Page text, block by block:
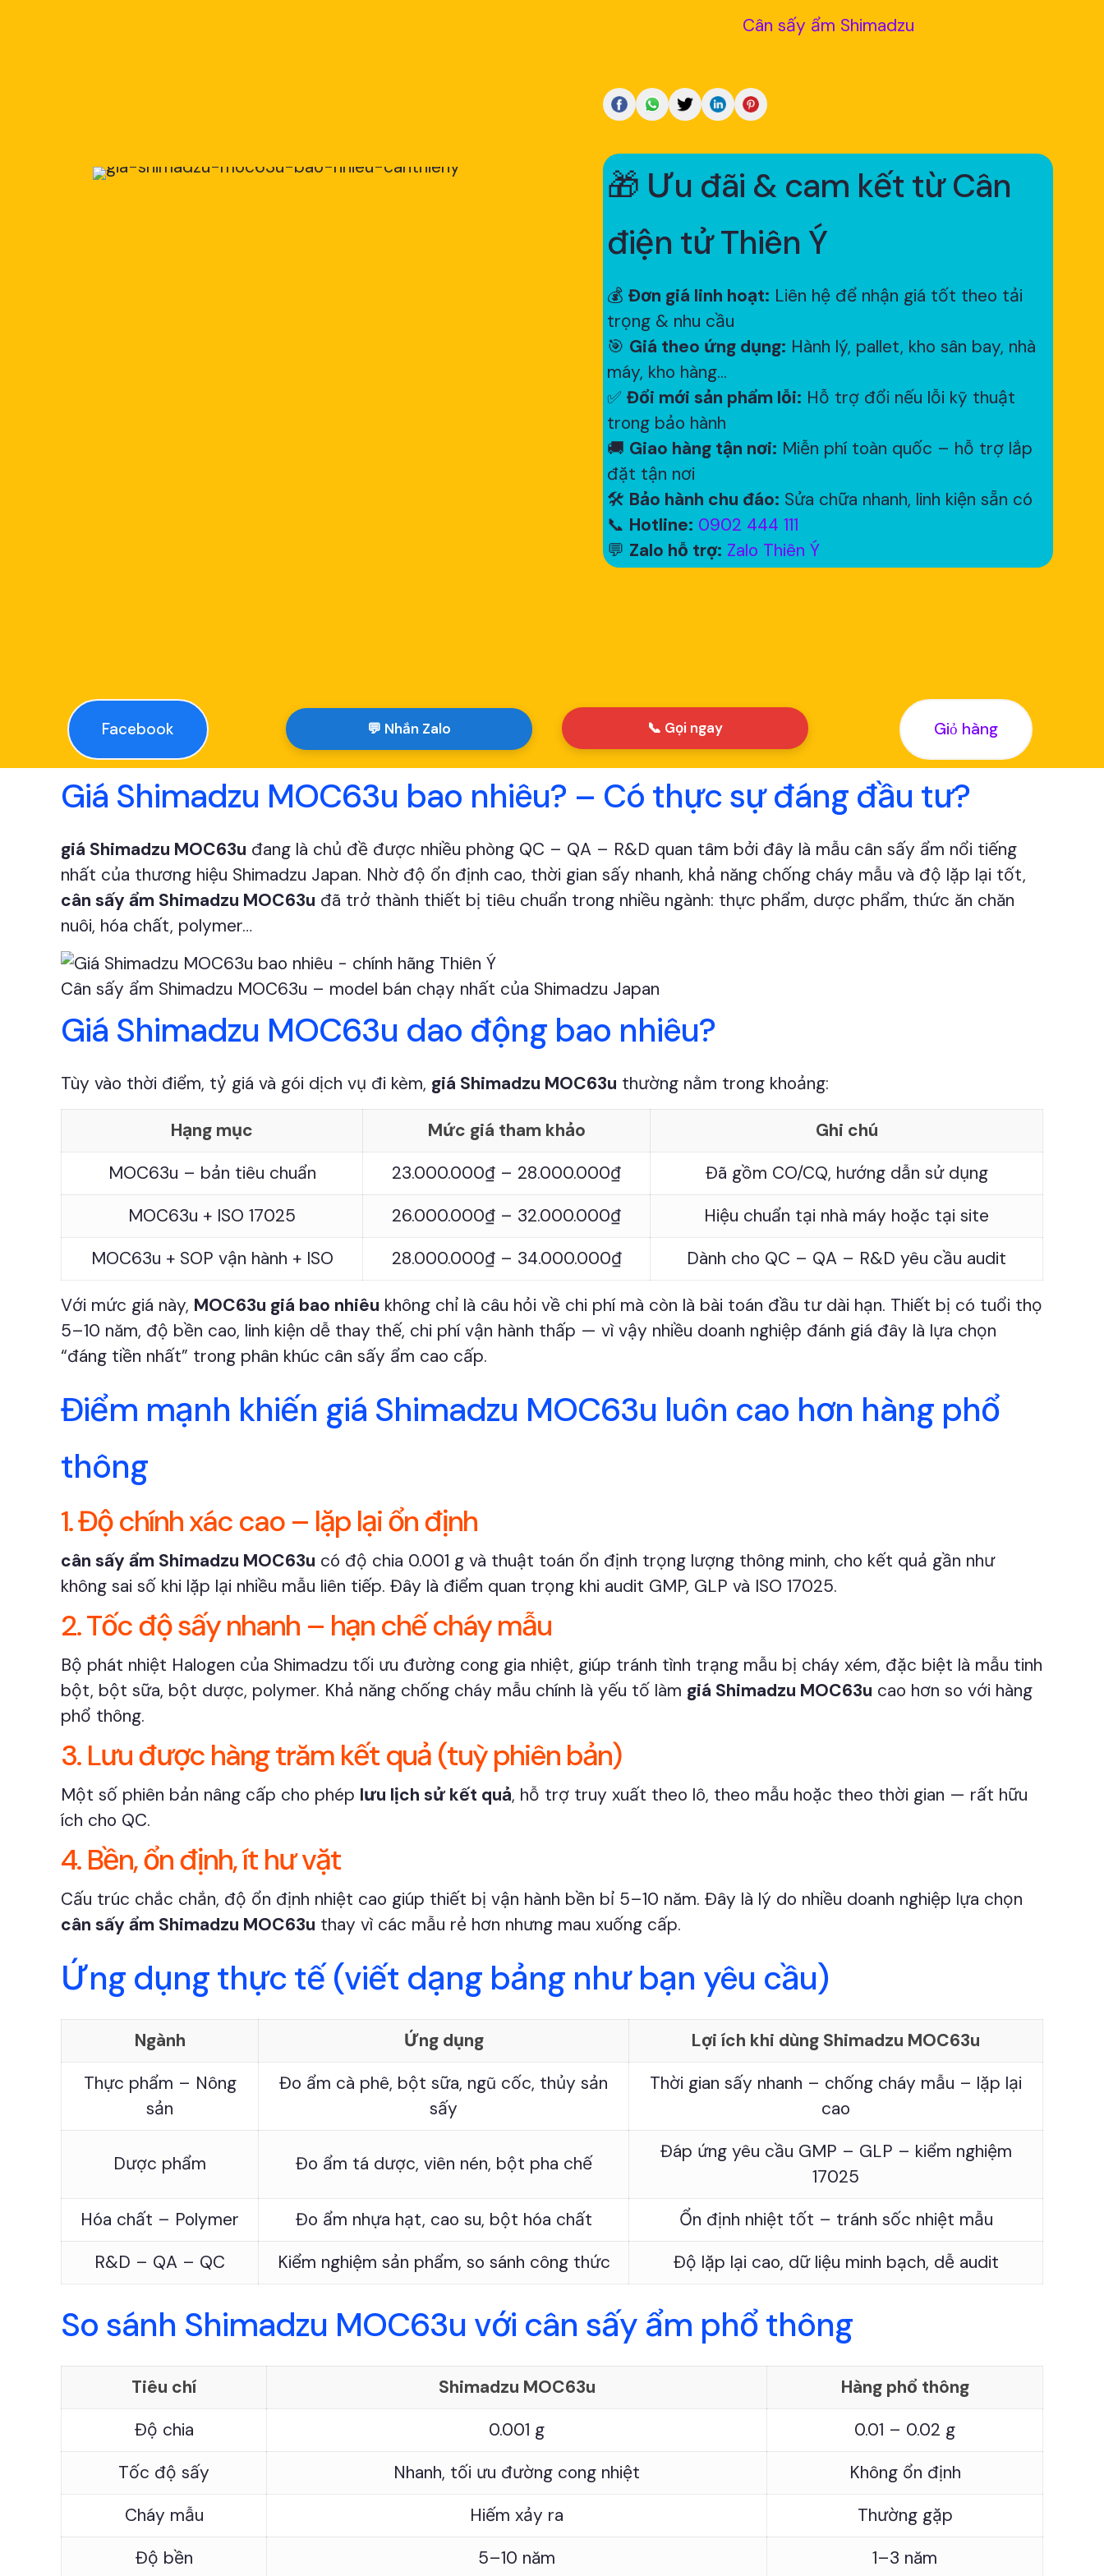
Cân sấy ẩm Shimadzu
🎁 Ưu đãi & cam kết từ Cân
điện tử Thiên Ý
💰 Đơn giá linh hoạt: Liên hệ để nhận giá tốt theo tải
trọng & nhu cầu
🎯 Giá theo ứng dụng: Hành lý, pallet, kho sân bay, nhà
máy, kho hàng...
✅ Đổi mới sản phẩm lỗi: Hỗ trợ đổi nếu lỗi kỹ thuật
trong bảo hành
🚚 Giao hàng tận nơi: Miễn phí toàn quốc – hỗ trợ lắp
đặt tận nơi
🛠 Bảo hành chu đáo: Sửa chữa nhanh, linh kiện sẵn có
📞 Hotline: 0902 444 111
💬 Zalo hỗ trợ: Zalo Thiên Ý
Facebook 💬 Nhắn Zalo 📞 Gọi ngay Giỏ hàng
Giá Shimadzu MOC63u bao nhiêu? – Có thực sự đáng đầu tư?
giá Shimadzu MOC63u đang là chủ đề được nhiều phòng QC – QA – R&D quan tâm bởi đây là mẫu cân sấy ẩm nổi tiếng
nhất của thương hiệu Shimadzu Japan. Nhờ độ ổn định cao, thời gian sấy nhanh, khả năng chống cháy mẫu và độ lặp lại tốt,
cân sấy ẩm Shimadzu MOC63u đã trở thành thiết bị tiêu chuẩn trong nhiều ngành: thực phẩm, dược phẩm, thức ăn chăn
nuôi, hóa chất, polymer…
Cân sấy ẩm Shimadzu MOC63u – model bán chạy nhất của Shimadzu Japan
Giá Shimadzu MOC63u dao động bao nhiêu?
Tùy vào thời điểm, tỷ giá và gói dịch vụ đi kèm, giá Shimadzu MOC63u thường nằm trong khoảng:
Hạng mục Mức giá tham khảo
Ghi chú
MOC63u – bản tiêu chuẩn
23.000.000₫ – 28.000.000₫
Đã gồm CO/CQ, hướng dẫn sử dụng
MOC63u + ISO 17025
26.000.000₫ – 32.000.000₫
Hiệu chuẩn tại nhà máy hoặc tại site
MOC63u + SOP vận hành + ISO
28.000.000₫ – 34.000.000₫ Dành cho QC – QA – R&D yêu cầu audit
Với mức giá này, MOC63u giá bao nhiêu không chỉ là câu hỏi về chi phí mà còn là bài toán đầu tư dài hạn. Thiết bị có tuổi thọ
5–10 năm, độ bền cao, linh kiện dễ thay thế, chi phí vận hành thấp — vì vậy nhiều doanh nghiệp đánh giá đây là lựa chọn
“đáng tiền nhất” trong phân khúc cân sấy ẩm cao cấp.
Điểm mạnh khiến giá Shimadzu MOC63u luôn cao hơn hàng phổ
thông
1. Độ chính xác cao – lặp lại ổn định
cân sấy ẩm Shimadzu MOC63u có độ chia 0.001 g và thuật toán ổn định trọng lượng thông minh, cho kết quả gần như
không sai số khi lặp lại nhiều mẫu liên tiếp. Đây là điểm quan trọng khi audit GMP, GLP và ISO 17025.
2. Tốc độ sấy nhanh – hạn chế cháy mẫu
Bộ phát nhiệt Halogen của Shimadzu tối ưu đường cong gia nhiệt, giúp tránh tình trạng mẫu bị cháy xém, đặc biệt là mẫu tinh
bột, bột sữa, bột dược, polymer. Khả năng chống cháy mẫu chính là yếu tố làm giá Shimadzu MOC63u cao hơn so với hàng
phổ thông.
3. Lưu được hàng trăm kết quả (tuỳ phiên bản)
Một số phiên bản nâng cấp cho phép lưu lịch sử kết quả, hỗ trợ truy xuất theo lô, theo mẫu hoặc theo thời gian — rất hữu
ích cho QC.
4. Bền, ổn định, ít hư vặt
Cấu trúc chắc chắn, độ ổn định nhiệt cao giúp thiết bị vận hành bền bỉ 5–10 năm. Đây là lý do nhiều doanh nghiệp lựa chọn
cân sấy ẩm Shimadzu MOC63u thay vì các mẫu rẻ hơn nhưng mau xuống cấp.
Ứng dụng thực tế (viết dạng bảng như bạn yêu cầu)
Ngành Ứng dụng
Lợi ích khi dùng Shimadzu MOC63u
Thực phẩm – Nông
sản
Đo ẩm cà phê, bột sữa, ngũ cốc, thủy sản
sấy
Thời gian sấy nhanh – chống cháy mẫu – lặp lại
cao
Dược phẩm Đo ẩm tá dược, viên nén, bột pha chế
Đáp ứng yêu cầu GMP – GLP – kiểm nghiệm
17025
Hóa chất – Polymer
Đo ẩm nhựa hạt, cao su, bột hóa chất
Ổn định nhiệt tốt – tránh sốc nhiệt mẫu
R&D – QA – QC
Kiểm nghiệm sản phẩm, so sánh công thức Độ lặp lại cao, dữ liệu minh bạch, dễ audit
So sánh Shimadzu MOC63u với cân sấy ẩm phổ thông
Tiêu chí Shimadzu MOC63u
Hàng phổ thông
Độ chia
0.001 g
0.01 – 0.02 g
Tốc độ sấy
Nhanh, tối ưu đường cong nhiệt
Không ổn định
Cháy mẫu
Hiếm xảy ra
Thường gặp
Độ bền
5–10 năm 1–3 năm